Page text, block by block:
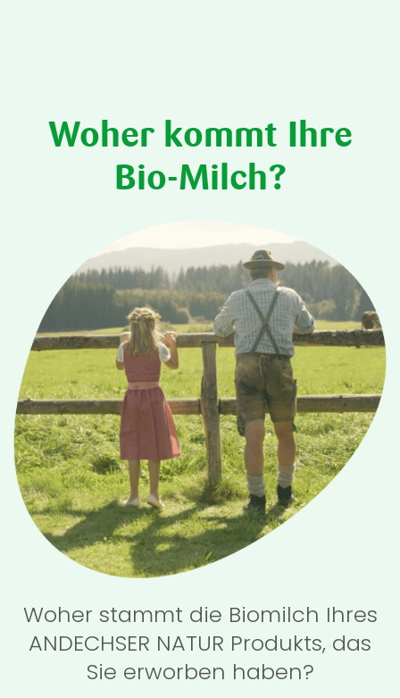
Woher kommt Ihre
Bio-Milch?
Woher stammt die Biomilch Ihres
ANDECHSER NATUR Produkts, das
Sie erworben haben?